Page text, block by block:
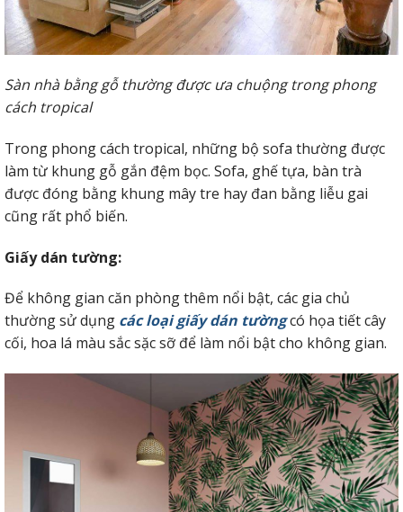
Sàn nhà bằng gỗ thường được ưa chuộng trong phong
cách tropical
Trong phong cách tropical, những bộ sofa thường được
làm từ khung gỗ gắn đệm bọc. Sofa, ghế tựa, bàn trà
được đóng bằng khung mây tre hay đan bằng liễu gai
cũng rất phổ biến.
Giấy dán tường:
Để không gian căn phòng thêm nổi bật, các gia chủ
thường sử dụng các loại giấy dán tườngcó họa tiết cây
cối, hoa lá màu sắc sặc sỡ để làm nổi bật cho không gian.